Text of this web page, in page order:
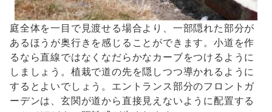
庭全体を一目で見渡せる場合より、一部隠れた部分が
あるほうが奥行きを感じることができます。小道を作
るなら直線ではなくなだらかなカーブをつけるように
しましょう。植栽で道の先を隠しつつ導かれるように
するとよいでしょう。エントランス部分のフロントガ
ーデンは、玄関が道から直接見えないように配置する